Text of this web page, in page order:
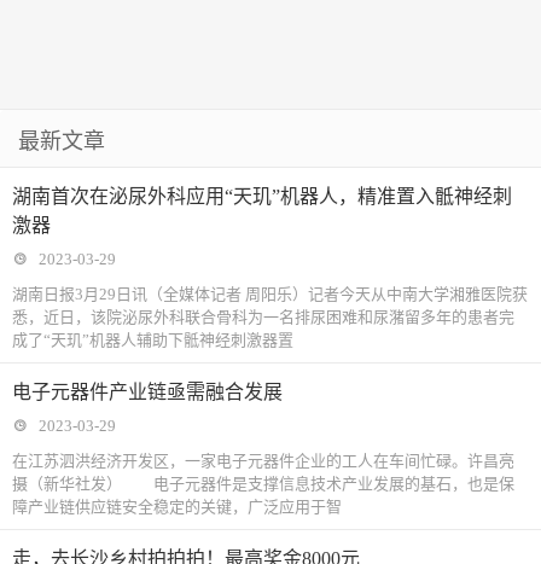
最新文章
湖南首次在泌尿外科应用“天玑”机器人，精准置入骶神经刺
激器
2023-03-29
湖南日报3月29日讯（全媒体记者 周阳乐）记者今天从中南大学湘雅医院获
悉，近日，该院泌尿外科联合骨科为一名排尿困难和尿潴留多年的患者完
成了“天玑”机器人辅助下骶神经刺激器置
电子元器件产业链亟需融合发展
2023-03-29
在江苏泗洪经济开发区，一家电子元器件企业的工人在车间忙碌。许昌亮
摄（新华社发） 电子元器件是支撑信息技术产业发展的基石，也是保
障产业链供应链安全稳定的关键，广泛应用于智
走，去长沙乡村拍拍拍！最高奖金8000元